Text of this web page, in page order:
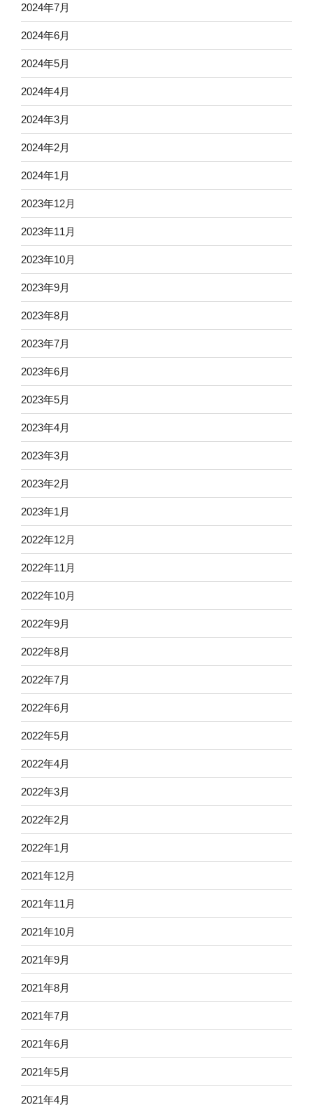
2024年7月
2024年6月
2024年5月
2024年4月
2024年3月
2024年2月
2024年1月
2023年12月
2023年11月
2023年10月
2023年9月
2023年8月
2023年7月
2023年6月
2023年5月
2023年4月
2023年3月
2023年2月
2023年1月
2022年12月
2022年11月
2022年10月
2022年9月
2022年8月
2022年7月
2022年6月
2022年5月
2022年4月
2022年3月
2022年2月
2022年1月
2021年12月
2021年11月
2021年10月
2021年9月
2021年8月
2021年7月
2021年6月
2021年5月
2021年4月